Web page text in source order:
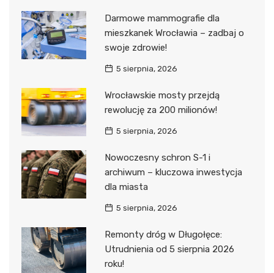
Darmowe mammografie dla
mieszkanek Wrocławia – zadbaj o
swoje zdrowie!
5 sierpnia, 2026
Wrocławskie mosty przejdą
rewolucję za 200 milionów!
5 sierpnia, 2026
Nowoczesny schron S-1 i
archiwum – kluczowa inwestycja
dla miasta
5 sierpnia, 2026
Remonty dróg w Długołęce:
Utrudnienia od 5 sierpnia 2026
roku!